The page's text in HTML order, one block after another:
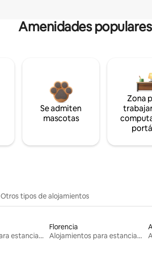
Amenidades
Se admiten
mascotas
Zona
Otros tipos de alojamientos
Alojamientos para estancias largas
Florencia
Alojamientos para estancias largas